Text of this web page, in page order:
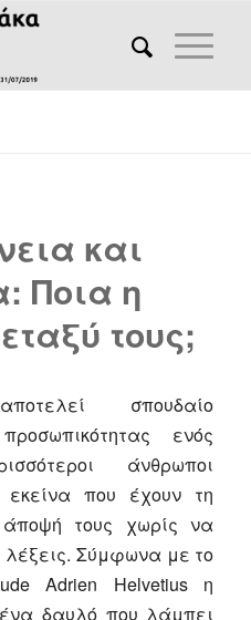
και
Ποια η
τους;
σπουδαίο
ενός
άνθρωποι
που έχουν τη
τους χωρίς να
λέξεις. Σύμφωνα με το
Adrien Helvetius η
ένα δαυλό που λάμπει